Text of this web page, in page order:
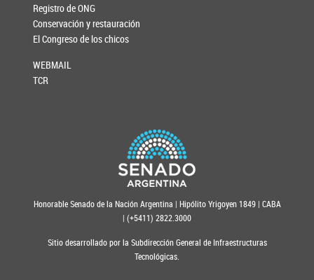
Registro de ONG
Conservación y restauración
El Congreso de los chicos
WEBMAIL
TCR
Honorable Senado de la Nación Argentina | Hipólito Yrigoyen 1849 | CABA
| (+5411) 2822.3000
Sitio desarrollado por la Subdirección General de Infraestructuras
Tecnológicas.